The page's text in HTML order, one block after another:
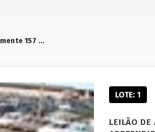
Leilão de aproximadamente 157 sucatas de veículos apreendidos - Depósito Guaratiba/RJ
LOTE: 1
LEILÃO DE